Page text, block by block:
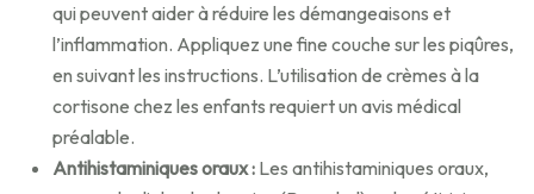
qui peuvent aider à réduire les démangeaisons et
l’inflammation. Appliquez une fine couche sur les piqûres,
en suivant les instructions. L’utilisation de crèmes à la
cortisone chez les enfants requiert un avis médical
préalable.
Antihistaminiques oraux : Les antihistaminiques oraux,